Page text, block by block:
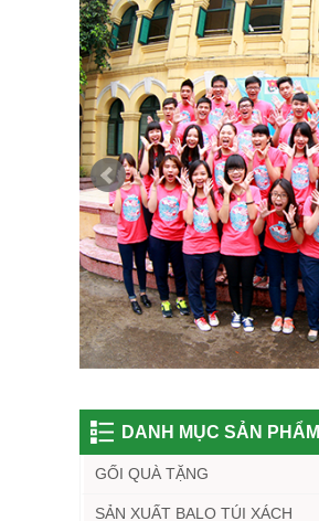
DANH MỤC SẢN PHẨM
GỐI QUÀ TẶNG
SẢN XUẤT BALO TÚI XÁCH